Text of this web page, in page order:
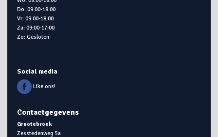
Do: 09:00-18:00
Vr: 09:00-18:00
Za: 09:00-17:00
Zo: Gesloten
Social media
Like ons!
Contactgegevens
Grootebroek
Zesstedenweg 5a